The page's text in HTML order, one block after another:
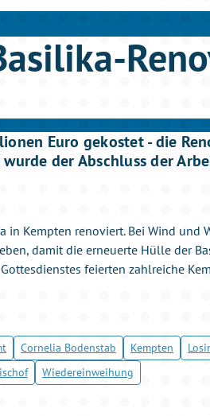
Euro gekostet - die
der Abschluss der
in Kempten renoviert. Bei Wind und
damit die erneuerte Hülle der
feierten zahlreiche
Cornelia Bodenstab Kempten
Wiedereinweihung